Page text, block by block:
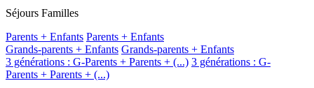
Séjours Familles
Parents + Enfants Parents + Enfants
Grands-parents + Enfants Grands-parents + Enfants
3 générations : G-Parents + Parents + (...) 3 générations : G-
Parents + Parents + (...)